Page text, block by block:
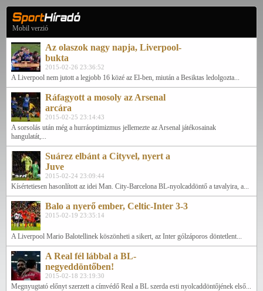
Mobil verzió
Az olaszok nagy napja, Liverpool-
bukta
2015-02-26 23:36:52
A Liverpool nem jutott a legjobb 16 közé az El-ben, miután a Besiktas ledolgozta...
Ráfagyott a mosoly az Arsenal
arcára
2015-02-25 23:14:43
A sorsolás után még a hurráoptimizmus jellemezte az Arsenal játékosainak
hangulatát,...
Suárez elbánt a Cityvel, nyert a
Juve
2015-02-24 23:09:44
Kísértetiesen hasonlított az idei Man. City-Barcelona BL-nyolcaddöntő a tavalyira, a...
Balo a nyerő ember, Celtic-Inter 3-3
2015-02-19 23:35:14
A Liverpool Mario Balotellinek köszönheti a sikert, az Inter gólzáporos döntetlent...
A Real fél lábbal a BL-
negyeddöntőben!
2015-02-18 23:19:30
Megnyugtató előnyt szerzett a címvédő Real a BL szerda esti nyolcaddöntőjének első...